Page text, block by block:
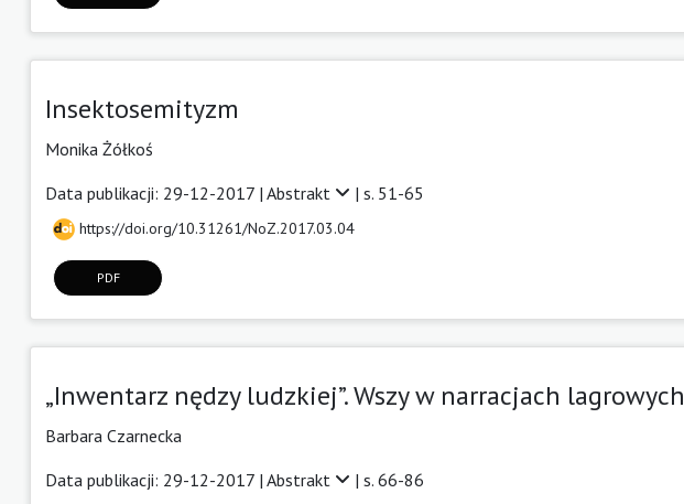
Insektosemityzm
Monika Żółkoś
Data publikacji: 29-12-2017 | Abstrakt | s. 51-65
https://doi.org/10.31261/NoZ.2017.03.04
PDF
„Inwentarz nędzy ludzkiej”. Wszy w narracjach lagrowych
Barbara Czarnecka
Data publikacji: 29-12-2017 | Abstrakt | s. 66-86